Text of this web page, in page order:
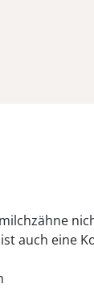
auch eine